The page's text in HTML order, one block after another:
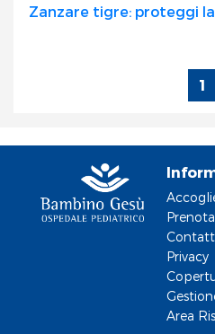
Zanzare tigre: proteggi
1
Privacy
Area